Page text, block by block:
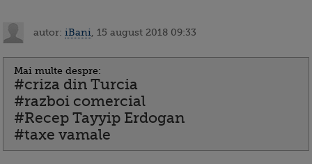
autor: iBani , 15 august 2018 09:33
Mai multe despre:
#criza din Turcia
#razboi comercial
#Recep Tayyip Erdogan
#taxe vamale